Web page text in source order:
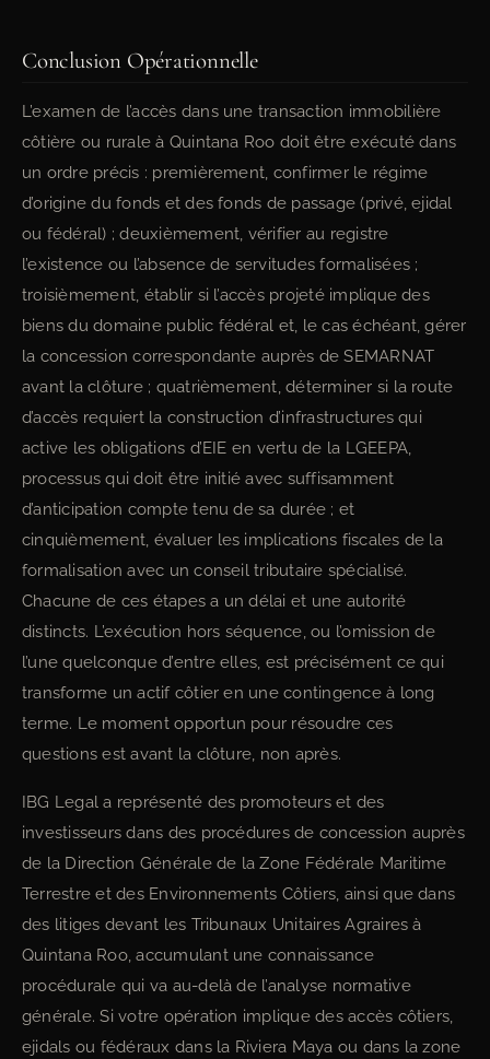
Conclusion Opérationnelle
L’examen de l’accès dans une transaction immobilière
côtière ou rurale à Quintana Roo doit être exécuté dans
un ordre précis : premièrement, confirmer le régime
d’origine du fonds et des fonds de passage (privé, ejidal
ou fédéral) ; deuxièmement, vérifier au registre
l’existence ou l’absence de servitudes formalisées ;
troisièmement, établir si l’accès projeté implique des
biens du domaine public fédéral et, le cas échéant, gérer
la concession correspondante auprès de SEMARNAT
avant la clôture ; quatrièmement, déterminer si la route
d’accès requiert la construction d’infrastructures qui
active les obligations d’EIE en vertu de la LGEEPA,
processus qui doit être initié avec suffisamment
d’anticipation compte tenu de sa durée ; et
cinquièmement, évaluer les implications fiscales de la
formalisation avec un conseil tributaire spécialisé.
Chacune de ces étapes a un délai et une autorité
distincts. L’exécution hors séquence, ou l’omission de
l’une quelconque d’entre elles, est précisément ce qui
transforme un actif côtier en une contingence à long
terme. Le moment opportun pour résoudre ces
questions est avant la clôture, non après.
IBG Legal a représenté des promoteurs et des
investisseurs dans des procédures de concession auprès
de la Direction Générale de la Zone Fédérale Maritime
Terrestre et des Environnements Côtiers, ainsi que dans
des litiges devant les Tribunaux Unitaires Agraires à
Quintana Roo, accumulant une connaissance
procédurale qui va au-delà de l’analyse normative
générale. Si votre opération implique des accès côtiers,
ejidals ou fédéraux dans la Riviera Maya ou dans la zone